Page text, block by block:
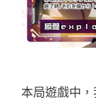
本局遊戲中